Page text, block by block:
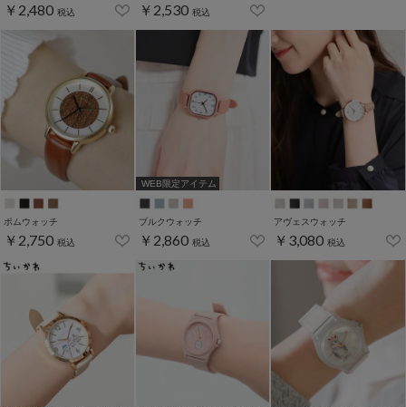
￥2,480 税込 ￥2,530 税込
ポムウォッチ
￥2,750 税込
WEB限定アイテム
ブルクウォッチ
￥2,860 税込
アヴェスウォッチ
￥3,080 税込